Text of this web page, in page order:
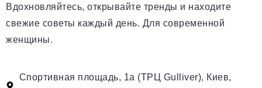
Вдохновляйтесь, открывайте тренды и находите
свежие советы каждый день. Для современной
женщины.
Спортивная площадь, 1а (ТРЦ Gulliver), Киев,